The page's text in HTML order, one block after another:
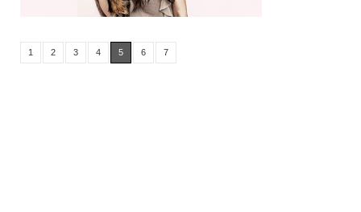
1 2 3 4 5 6 7